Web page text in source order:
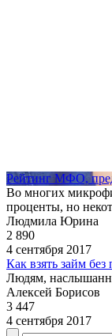
Рейтинг МФО,
Во многих
проценты, но
Людмила Юрина
2 890
4 сентября 2017
Как взять займ без
Людям,
Алексей Борисов
3 447
4 сентября 2017